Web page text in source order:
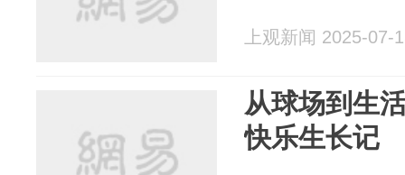
上观新闻 2025-07-
从球场到生
快乐生长记